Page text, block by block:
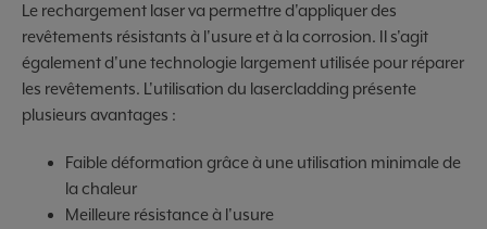
Le rechargement laser va permettre d'appliquer des
revêtements résistants à l'usure et à la corrosion. Il s'agit
également d'une technologie largement utilisée pour réparer
les revêtements. L'utilisation du lasercladding présente
plusieurs avantages :
Faible déformation grâce à une utilisation minimale de
la chaleur
Meilleure résistance à l'usure